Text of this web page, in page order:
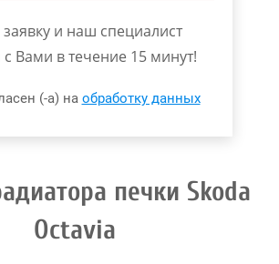
заявку и наш специалист
с Вами в течение 15 минут!
(-а) на обработку данных
печки Skoda
Octavia